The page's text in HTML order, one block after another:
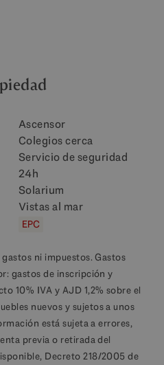
Ascensor
Colegios cerca
Servicio de seguridad
24h
Solarium
Vistas al mar
EPC
ni impuestos. Gastos
gastos de inscripción y
10% IVA y AJD 1,2% sobre el
nuevos y sujetos a unos
está sujeta a errores,
previa o retirada del
Decreto 218/2005 de